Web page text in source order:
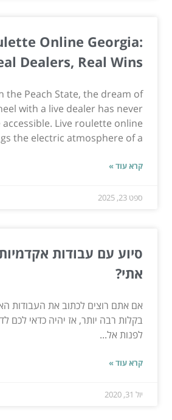
Online Georgia:
Dealers, Real Wins
the Peach State, the dream of
with a live dealer has never
Live roulette online
the electric atmosphere of a...
קרא עוד »
ספט 23, 2025
סיוע עם עבודות
אתי?
אם אתם רוצים לכתוב את העבודות
בקלות רבה יותר, אז יהיה כדאי לכם
לפנות אל...
קרא עוד »
יול 31, 2020